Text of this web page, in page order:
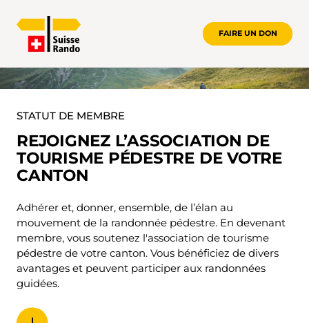
FAIRE UN DON
DEVENEZ MEMBRE
STATUT DE MEMBRE
REJOIGNEZ L’ASSOCIATION DE
TOURISME PÉDESTRE DE VOTRE
CANTON
Adhérer et, donner, ensemble, de l’élan au
mouvement de la randonnée pédestre. En devenant
membre, vous soutenez l'association de tourisme
pédestre de votre canton. Vous bénéficiez de divers
avantages et peuvent participer aux randonnées
guidées.